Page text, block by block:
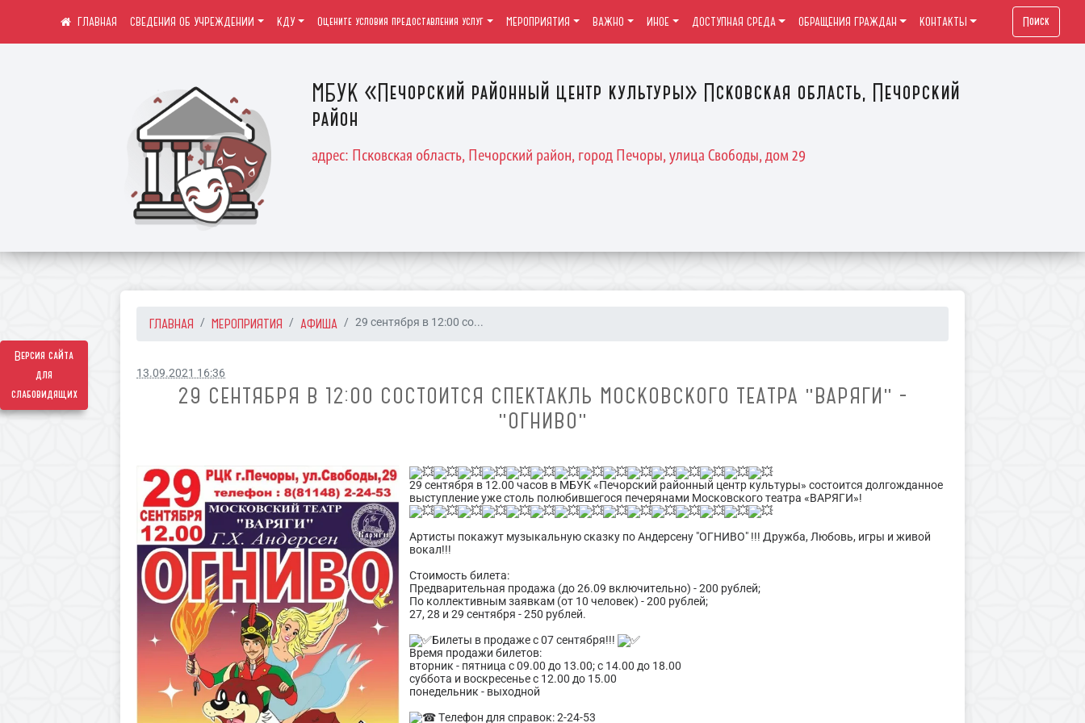
Версия сайта
для
слабовидящих
МБУК «Печорский районный центр культуры» Псковская область, Печорский
район
адрес: Псковская область, Печорский район, город Печоры, улица Свободы, дом 29
СВЕДЕНИЯ ОБ УЧРЕЖДЕНИИ КДУ Оцените условия предоставления услуг МЕРОПРИЯТИЯ ВАЖНО ИНОЕ ДОСТУПНАЯ СРЕДА ОБРАЩЕНИЯ ГРАЖДАН КОНТАКТЫ Поиск
ГЛАВНАЯ МЕРОПРИЯТИЯ АФИША 29 сентября в 12:00 со...
13.09.2021 16:36
29 СЕНТЯБРЯ В 12:00 СОСТОИТСЯ СПЕКТАКЛЬ МОСКОВСКОГО ТЕАТРА "ВАРЯГИ" -
"ОГНИВО"
29 сентября в 12.00 часов в МБУК «Печорский районный центр культуры» состоится долгожданное
выступление уже столь полюбившегося печерянами Московского театра «ВАРЯГИ»!
Артисты покажут музыкальную сказку по Андерсену "ОГНИВО" !!! Дружба, Любовь, игры и живой
вокал!!!
Стоимость билета:
Предварительная продажа (до 26.09 включительно) - 200 рублей;
По коллективным заявкам (от 10 человек) - 200 рублей;
27, 28 и 29 сентября - 250 рублей.
Билеты в продаже с 07 сентября!!!
Время продажи билетов:
вторник - пятница с 09.00 до 13.00; с 14.00 до 18.00
суббота и воскресенье с 12.00 до 15.00
понедельник - выходной
Телефон для справок: 2-24-53